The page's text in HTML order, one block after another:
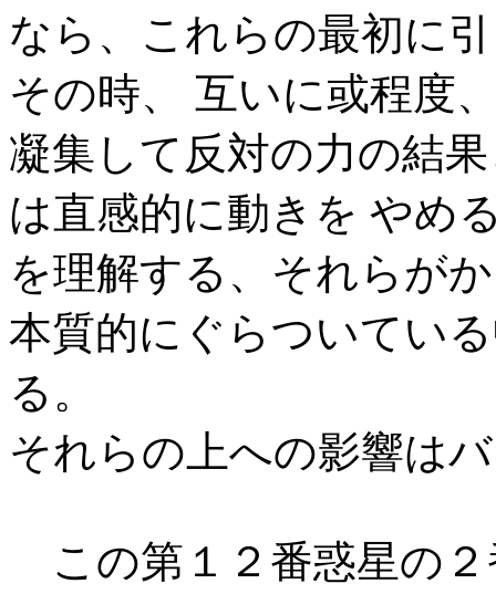
なら、これらの最初に
その時、 互いに或程度
凝集して反対の力の結
は直感的に動きを やめ
を理解する、それらが
本質的にぐらついてい
る。
それらの上への影響は
この第１２番惑星の